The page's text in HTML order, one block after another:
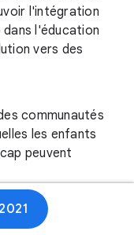
l'intégration
l'éducation
vers des
communautés
les enfants
peuvent
un espace
les élèves et